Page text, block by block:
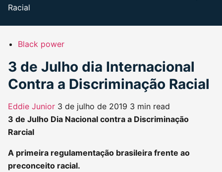
Racial
Black power
3 de Julho dia Internacional
Contra a Discriminação Racial
Eddie Junior 3 de julho de 2019 3 min read
3 de Julho Dia Nacional contra a Discriminação
Rarcial
A primeira regulamentação brasileira frente ao
preconceito racial.